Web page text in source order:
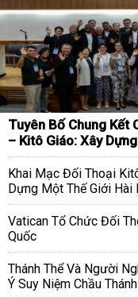
Tuyên Bố Chung Kết
– Kitô Giáo: Xây
Khai Mạc Đối Thoại
Dựng Một Thế Giới Hài
Vatican Tổ Chức Đối
Quốc
Thánh Thể Và Người
Ý Suy Niệm Chầu